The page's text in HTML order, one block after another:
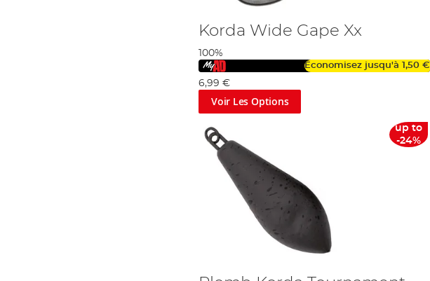
Korda Wide Gape Xx
100%
Économisez jusqu'à 1,50 €
6,99 €
Voir Les Options
up to
-24%